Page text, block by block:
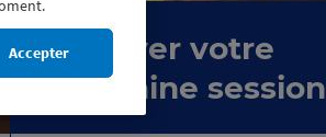
Réserver votre
prochaine session
Accepter